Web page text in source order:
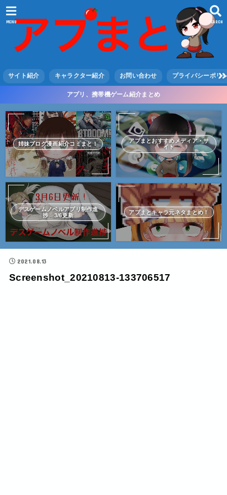
SEARCH
MENU
サイト紹介 キャラクター紹介 お問い合わせ プライバシーポリ
アプリ、携帯機ゲーム紹介まとめ
姉妹ブログ漫画紹介コミまと！
アプまとおすすめメディア・サ
イト
デスゲームノベルアプリ制作進
捗 3/6更新
アプまとキャラ元ネタまとめ！
2021.08.13
Screenshot_20210813-133706517